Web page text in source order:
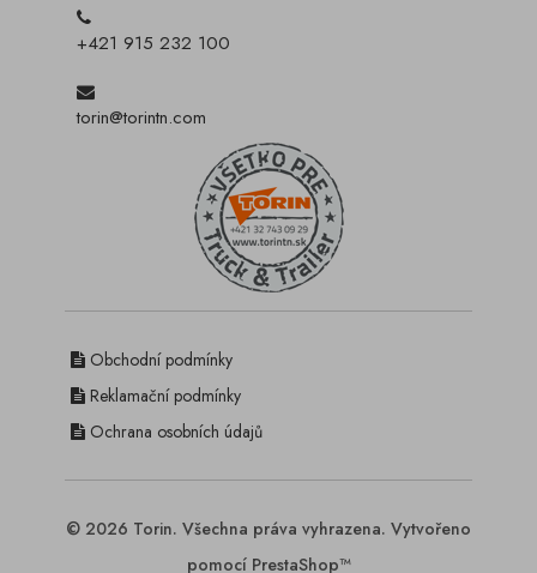
+421 915 232 100
torin@torintn.com
Obchodní podmínky
Reklamační podmínky
Ochrana osobních údajů
© 2026 Torin. Všechna práva vyhrazena. Vytvořeno
pomocí PrestaShop™